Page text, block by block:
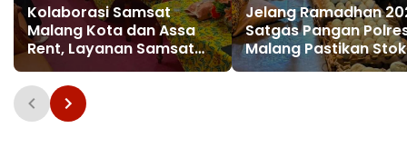
Kolaborasi Samsat
Malang Kota dan Assa
Rent, Layanan Samsat
Keliling Segera
Diterapkan
Jelang Ramadhan
Satgas Pangan
Malang Pastikan Stok
Bahan Pokok Aman